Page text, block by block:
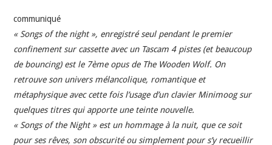
INDÉPENDANTS
DOKO
communiqué
« Songs of the night », enregistré seul pendant le premier
confinement sur cassette avec un Tascam 4 pistes (et beaucoup
de bouncing) est le 7ème opus de The Wooden Wolf. On
retrouve son univers mélancolique, romantique et
métaphysique avec cette fois l’usage d’un clavier Minimoog sur
quelques titres qui apporte une teinte nouvelle.
« Songs of the Night » est un hommage à la nuit, que ce soit
pour ses rêves, son obscurité ou simplement pour s’y recueillir